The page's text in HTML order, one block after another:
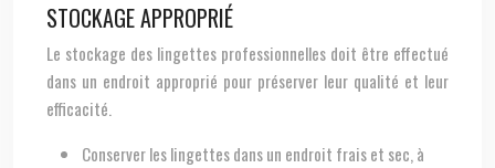
STOCKAGE APPROPRIÉ
Le stockage des lingettes professionnelles doit être effectué
dans un endroit approprié pour préserver leur qualité et leur
efficacité.
Conserver les lingettes dans un endroit frais et sec, à